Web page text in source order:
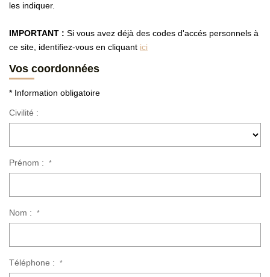
les indiquer.
IMPORTANT : Si vous avez déjà des codes d'accés personnels à
ce site, identifiez-vous en cliquant ici
Vos coordonnées
* Information obligatoire
Civilité :
Prénom : *
Nom : *
Téléphone : *